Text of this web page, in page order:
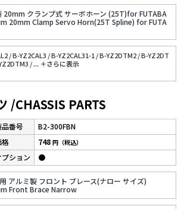
20mm クランプ式 サーボホーン (25T)for FUTABA
20mm Clamp Servo Horn(25T Spline) for FUTA
/B-YZ2CAL3 /B-YZ2CAL31-1 /B-YZ2DTM2 /B-YZ2DT
/... ＋さらに表⽰
/CHASSIS PARTS
B2-300FBN
アルミ製 フロント ブレース(ナロー サイズ)
Front Brace Narrow
748円（税込）
●